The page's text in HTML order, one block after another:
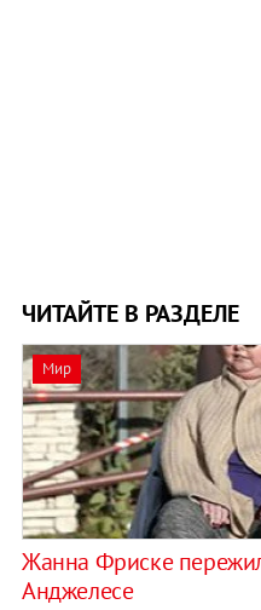
ЧИТАЙТЕ В РАЗДЕЛЕ
Мир
Жанна Фриске
Анджелесе